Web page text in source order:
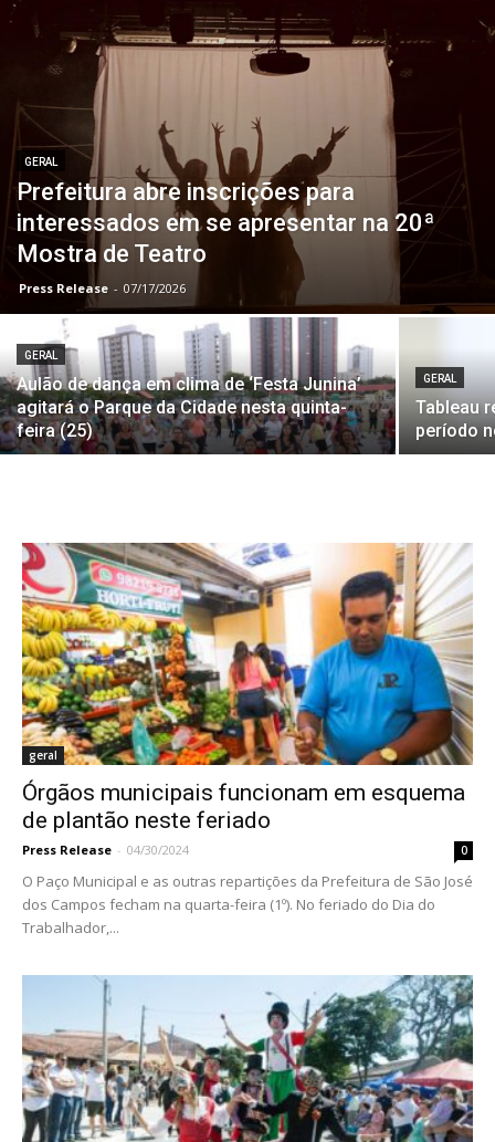
GERAL
Prefeitura abre inscrições para
interessados em se apresentar na 20ª
Mostra de Teatro
Press Release - 07/17/2026
GERAL
Aulão de dança em clima de ‘Festa Junina’
agitará o Parque da Cidade nesta quinta-
feira (25)
GERAL
Tableau
período
geral
Órgãos municipais funcionam em esquema
de plantão neste feriado
Press Release - 04/30/2024 0
O Paço Municipal e as outras repartições da Prefeitura de São José
dos Campos fecham na quarta-feira (1º). No feriado do Dia do
Trabalhador,...